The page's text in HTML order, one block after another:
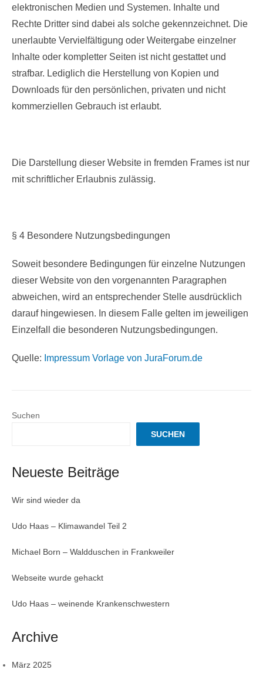
elektronischen Medien und Systemen. Inhalte und
Rechte Dritter sind dabei als solche gekennzeichnet. Die
unerlaubte Vervielfältigung oder Weitergabe einzelner
Inhalte oder kompletter Seiten ist nicht gestattet und
strafbar. Lediglich die Herstellung von Kopien und
Downloads für den persönlichen, privaten und nicht
kommerziellen Gebrauch ist erlaubt.
Die Darstellung dieser Website in fremden Frames ist nur
mit schriftlicher Erlaubnis zulässig.
§ 4 Besondere Nutzungsbedingungen
Soweit besondere Bedingungen für einzelne Nutzungen
dieser Website von den vorgenannten Paragraphen
abweichen, wird an entsprechender Stelle ausdrücklich
darauf hingewiesen. In diesem Falle gelten im jeweiligen
Einzelfall die besonderen Nutzungsbedingungen.
Quelle: Impressum Vorlage von JuraForum.de
Suchen
SUCHEN
Neueste Beiträge
Wir sind wieder da
Udo Haas – Klimawandel Teil 2
Michael Born – Waldduschen in Frankweiler
Webseite wurde gehackt
Udo Haas – weinende Krankenschwestern
Archive
März 2025